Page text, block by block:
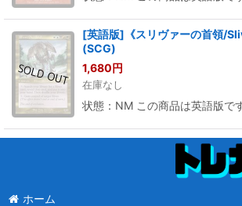
[英語版]《スリヴァーの首領/
(SCG)
1,680円
在庫なし
状態：NM この商品は英語版です
ホーム